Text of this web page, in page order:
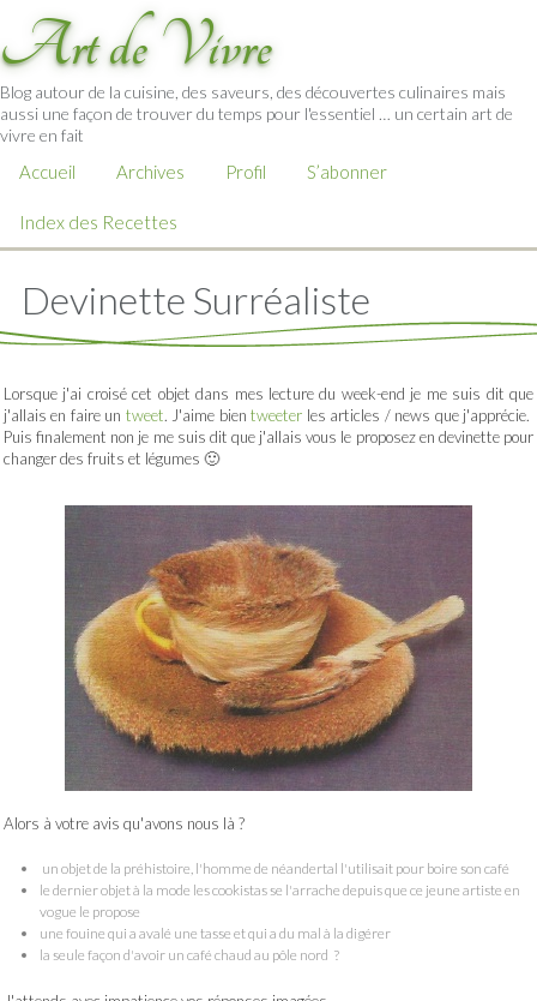
Art de Vivre
Blog autour de la cuisine, des saveurs, des découvertes culinaires mais
aussi une façon de trouver du temps pour l'essentiel … un certain art de
vivre en fait
Accueil Archives Profil S’abonner
Index des Recettes
Devinette Surréaliste
Lorsque j'ai croisé cet objet dans mes lecture du week-end je me suis dit que
j'allais en faire un tweet. J'aime bientweeter les articles / news que j'apprécie.
Puis finalement non je me suis dit que j'allais vous le proposez en devinette pour
changer des fruits et légumes 🙂
Alors à votre avis qu'avons nous là ?
un objet de la préhistoire, l'homme de néandertal l'utilisait pour boire son café
le dernier objet à la mode les cookistas se l'arrache depuis que ce jeune artiste en
vogue le propose
une fouine qui a avalé une tasse et qui a du mal à la digérer
la seule façon d'avoir un café chaud au pôle nord ?